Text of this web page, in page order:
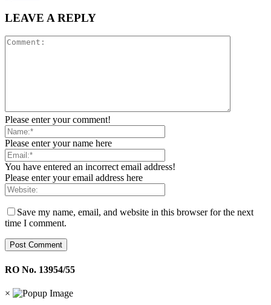
LEAVE A REPLY
Please enter your comment!
Please enter your name here
You have entered an incorrect email address!
Please enter your email address here
Save my name, email, and website in this browser for the next
time I comment.
RO No. 13954/55
×